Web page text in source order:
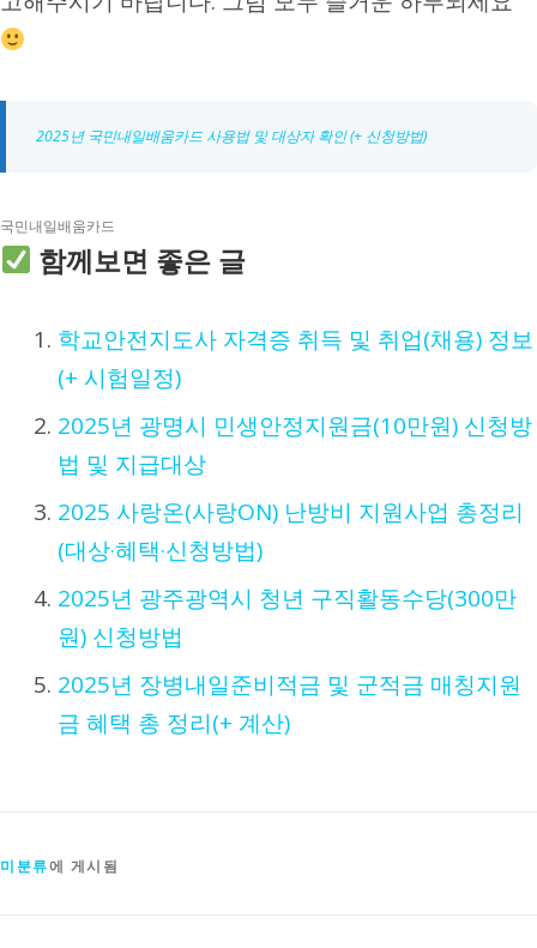
2025년 국민내일배움카드 사용법 및 대상자 확인 (+ 신청방법)
국민내일배움카드
함께보면 좋은 글
학교안전지도사 자격증 취득 및 취업(채용) 정보
(+ 시험일정)
2025년 광명시 민생안정지원금(10만원) 신청방
법 및 지급대상
2025 사랑온(사랑ON) 난방비 지원사업 총정리
(대상·혜택·신청방법)
2025년 광주광역시 청년 구직활동수당(300만
원) 신청방법
2025년 장병내일준비적금 및 군적금 매칭지원
금 혜택 총 정리(+ 계산)
미분류에 게시됨